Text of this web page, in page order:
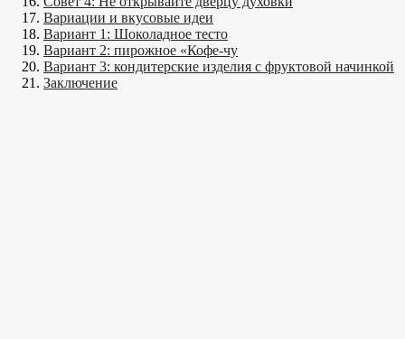
Вариации и вкусовые идеи
Вариант 1: Шоколадное тесто
Вариант 2: пирожное «Кофе-чу
Вариант 3: кондитерские изделия с фруктовой начинкой
Заключение